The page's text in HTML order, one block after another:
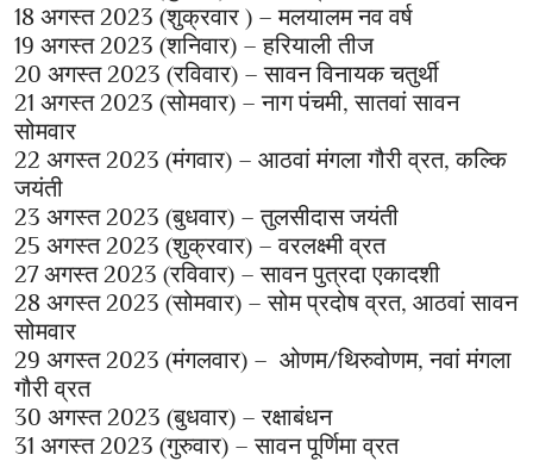
18 अगस्त 2023 (शुक्रवार ) – मलयालम नव वर्ष
19 अगस्त 2023 (शनिवार) – हरियाली तीज
20 अगस्त 2023 (रविवार) – सावन विनायक चतुर्थी
21 अगस्त 2023 (सोमवार) – नाग पंचमी, सातवां सावन
सोमवार
22 अगस्त 2023 (मंगवार) – आठवां मंगला गौरी व्रत, कल्कि
जयंती
23 अगस्त 2023 (बुधवार) – तुलसीदास जयंती
25 अगस्त 2023 (शुक्रवार) – वरलक्ष्मी व्रत
27 अगस्त 2023 (रविवार) – सावन पुत्रदा एकादशी
28 अगस्त 2023 (सोमवार) – सोम प्रदोष व्रत, आठवां सावन
सोमवार
29 अगस्त 2023 (मंगलवार) – ओणम/थिरुवोणम, नवां मंगला
गौरी व्रत
30 अगस्त 2023 (बुधवार) – रक्षाबंधन
31 अगस्त 2023 (गुरुवार) – सावन पूर्णिमा व्रत